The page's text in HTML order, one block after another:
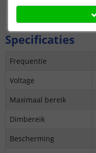
Specificaties
Frequentie
Voltage
Maximaal bereik
Dimbereik
Bescherming